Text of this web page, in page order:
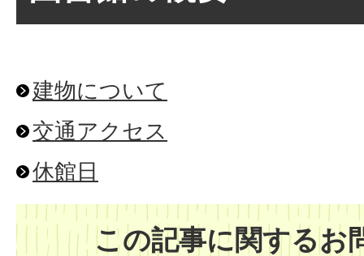
建物について
交通アクセス
休館日
この記事に関するお